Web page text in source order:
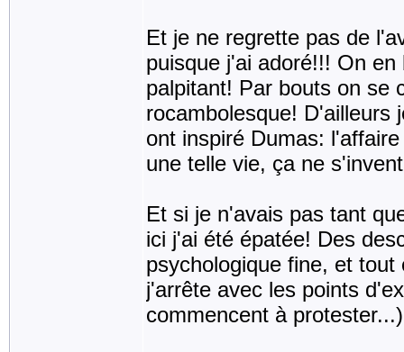
Et je ne regrette pas de
puisque j'ai adoré!!! On
palpitant! Par bouts on se
rocambolesque! D'ailleurs
ont inspiré Dumas:
une telle vie, ça ne
Et si je n'avais pas tant
ici j'ai été épatée! Des
psychologique fine, et
j'arrête avec les points
commencent à protester...)